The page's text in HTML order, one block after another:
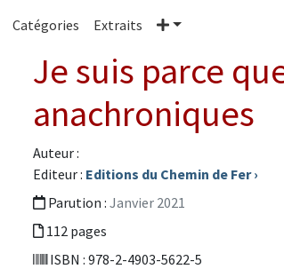
Catégories Extraits Plus
Je suis parce
anachroniques
Auteur :
Editeur : Editions du Chemin de Fer›
Parution : Janvier 2021
112 pages
ISBN : 978-2-4903-5622-5